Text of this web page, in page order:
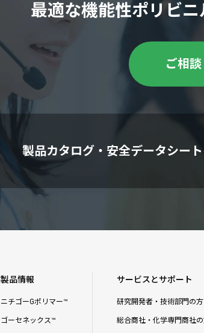
最適な機能性ポリビ
ご相
製品カタログ・安全データシー
製品情報
ニチゴーGポリマー™
ゴーセネックス™
サービスとサポート
研究開発者・技術部門の方
総合商社・化学専門商社